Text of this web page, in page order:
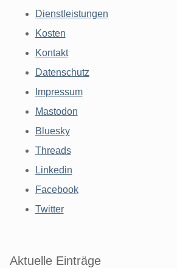
Dienstleistungen
Kosten
Kontakt
Datenschutz
Impressum
Mastodon
Bluesky
Threads
Linkedin
Facebook
Twitter
Aktuelle Einträge